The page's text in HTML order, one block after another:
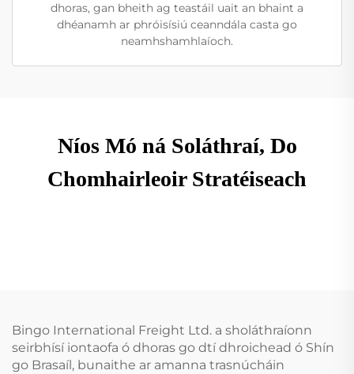
dhoras, gan bheith ag teastáil uait an bhaint a
dhéanamh ar phróisísiú ceanndála casta go
neamhshamhlaíoch.
Níos Mó ná Soláthraí, Do
Chomhairleoir Stratéiseach
Bingo International Freight Ltd. a sholáthraíonn
seirbhísí iontaofa ó dhoras go dtí dhroichead ó Shín
go Brasaíl, bunaithe ar amanna trasnúcháin